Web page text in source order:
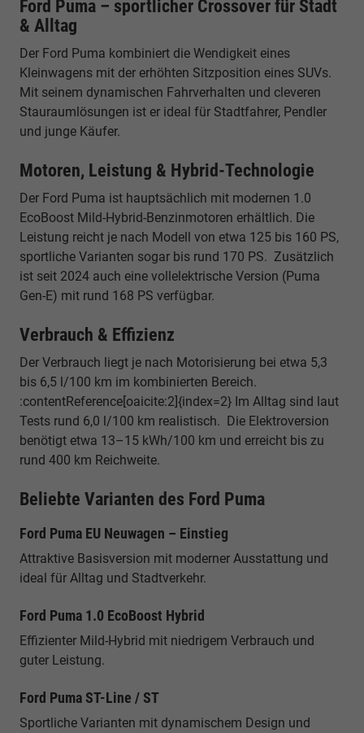
Ford Puma – sportlicher Crossover für Stadt
& Alltag
Der Ford Puma kombiniert die Wendigkeit eines
Kleinwagens mit der erhöhten Sitzposition eines SUVs.
Mit seinem dynamischen Fahrverhalten und cleveren
Stauraumlösungen ist er ideal für Stadtfahrer, Pendler
und junge Käufer.
Motoren, Leistung & Hybrid-Technologie
Der Ford Puma ist hauptsächlich mit modernen 1.0
EcoBoost Mild-Hybrid-Benzinmotoren erhältlich. Die
Leistung reicht je nach Modell von etwa 125 bis 160 PS,
sportliche Varianten sogar bis rund 170 PS. Zusätzlich
ist seit 2024 auch eine vollelektrische Version (Puma
Gen-E) mit rund 168 PS verfügbar.
Verbrauch & Effizienz
Der Verbrauch liegt je nach Motorisierung bei etwa 5,3
bis 6,5 l/100 km im kombinierten Bereich.
:contentReference[oaicite:2]{index=2} Im Alltag sind laut
Tests rund 6,0 l/100 km realistisch. Die Elektroversion
benötigt etwa 13–15 kWh/100 km und erreicht bis zu
rund 400 km Reichweite.
Beliebte Varianten des Ford Puma
Ford Puma EU Neuwagen – Einstieg
Attraktive Basisversion mit moderner Ausstattung und
ideal für Alltag und Stadtverkehr.
Ford Puma 1.0 EcoBoost Hybrid
Effizienter Mild-Hybrid mit niedrigem Verbrauch und
guter Leistung.
Ford Puma ST-Line / ST
Sportliche Varianten mit dynamischem Design und